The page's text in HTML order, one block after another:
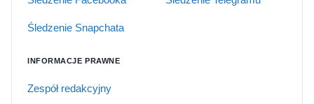
Śledzenie Snapchata
INFORMACJE PRAWNE
Zespół redakcyjny